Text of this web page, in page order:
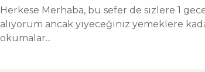
Herkese Merhaba, bu sefer de sizlere 1
alıyorum ancak yiyeceğiniz yemeklere
okumalar...